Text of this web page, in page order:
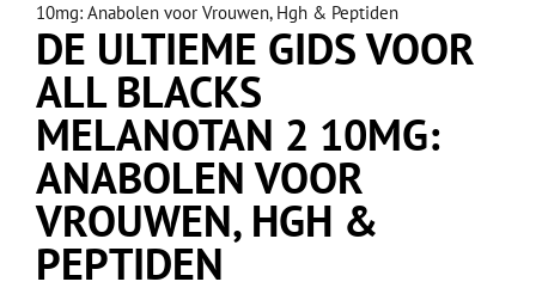
10mg: Anabolen voor Vrouwen, Hgh & Peptiden
DE ULTIEME GIDS VOOR
ALL BLACKS
MELANOTAN 2 10MG:
ANABOLEN VOOR
VROUWEN, HGH &
PEPTIDEN